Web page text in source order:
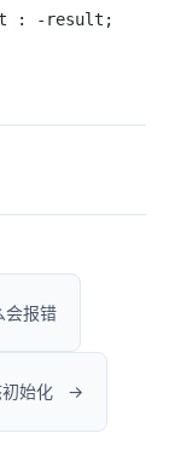
: -result;
会报错
始化